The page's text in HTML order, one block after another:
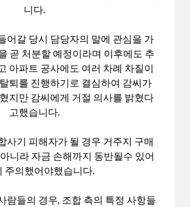
니다.
어갈 당시 담당자의 말에 관심을 가
곧 처분할 예정이라며 이후에도 추
아파트 공사에도 여러 차례 차질이
퇴를 진행하기로 결심하여 감씨가
지만 감씨에게 거절 의사를 밝혔다
고했습니다.
사기 피해자가 될 경우 거주지 구매
니라 자금 손해까지 동반될수 있어
주의했어야했습니다.
람들의 경우, 조합 측의 특정 사항들